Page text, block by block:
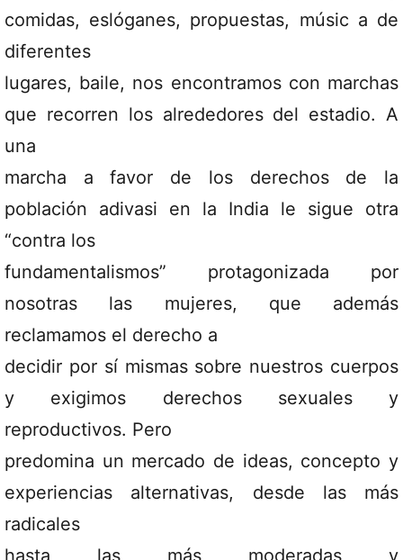
comidas, eslóganes, propuestas, músic a de
diferentes
lugares, baile, nos encontramos con marchas
que recorren los alrededores del estadio. A
una
marcha a favor de los derechos de la
población adivasi en la India le sigue otra
“contra los
fundamentalismos” protagonizada por
nosotras las mujeres, que además
reclamamos el derecho a
decidir por sí mismas sobre nuestros cuerpos
y exigimos derechos sexuales y
reproductivos. Pero
predomina un mercado de ideas, concepto y
experiencias alternativas, desde las más
radicales
hasta las más moderadas y